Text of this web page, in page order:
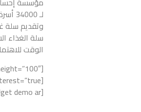
لـ
وتقديم سلة
سلة الغذاء
الوقت
[widgets_on_pages id=”widget demo ar”]